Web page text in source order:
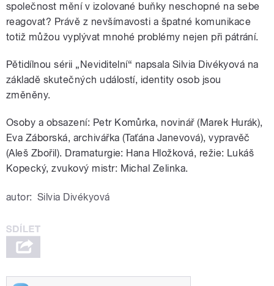
společnost mění v izolované buňky neschopné na sebe
reagovat? Právě z nevšímavosti a špatné komunikace
totiž můžou vyplývat mnohé problémy nejen při pátrání.
Pětidílnou sérii „Neviditelní“ napsala Silvia Divékyová na
základě skutečných událostí, identity osob jsou
změněny.
Osoby a obsazení: Petr Komůrka, novinář (Marek Hurák),
Eva Záborská, archivářka (Taťána Janevová), vypravěč
(Aleš Zbořil). Dramaturgie: Hana Hložková, režie: Lukáš
Kopecký, zvukový mistr: Michal Zelinka.
autor: Silvia Divékyová